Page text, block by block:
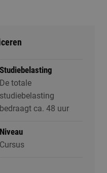
Studiebelasting
De totale
studiebelasting
bedraagt ca. 48 uur
Niveau
Cursus